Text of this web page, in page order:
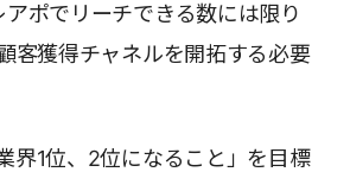
ポでリーチできる数には限り
客獲得チャネルを開拓する必要
界1位、2位になること」を目標